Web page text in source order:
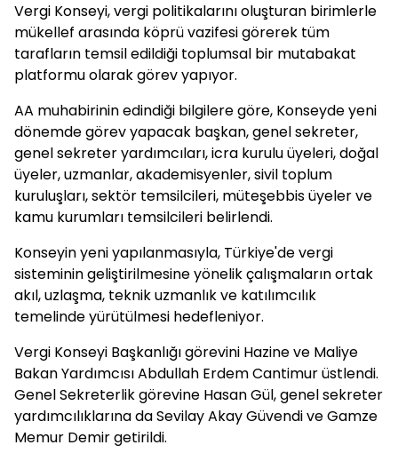
Vergi Konseyi, vergi politikalarını oluşturan birimlerle
mükellef arasında köprü vazifesi görerek tüm
tarafların temsil edildiği toplumsal bir mutabakat
platformu olarak görev yapıyor.
AA muhabirinin edindiği bilgilere göre, Konseyde yeni
dönemde görev yapacak başkan, genel sekreter,
genel sekreter yardımcıları, icra kurulu üyeleri, doğal
üyeler, uzmanlar, akademisyenler, sivil toplum
kuruluşları, sektör temsilcileri, müteşebbis üyeler ve
kamu kurumları temsilcileri belirlendi.
Konseyin yeni yapılanmasıyla, Türkiye'de vergi
sisteminin geliştirilmesine yönelik çalışmaların ortak
akıl, uzlaşma, teknik uzmanlık ve katılımcılık
temelinde yürütülmesi hedefleniyor.
Vergi Konseyi Başkanlığı görevini Hazine ve Maliye
Bakan Yardımcısı Abdullah Erdem Cantimur üstlendi.
Genel Sekreterlik görevine Hasan Gül, genel sekreter
yardımcılıklarına da Sevilay Akay Güvendi ve Gamze
Memur Demir getirildi.